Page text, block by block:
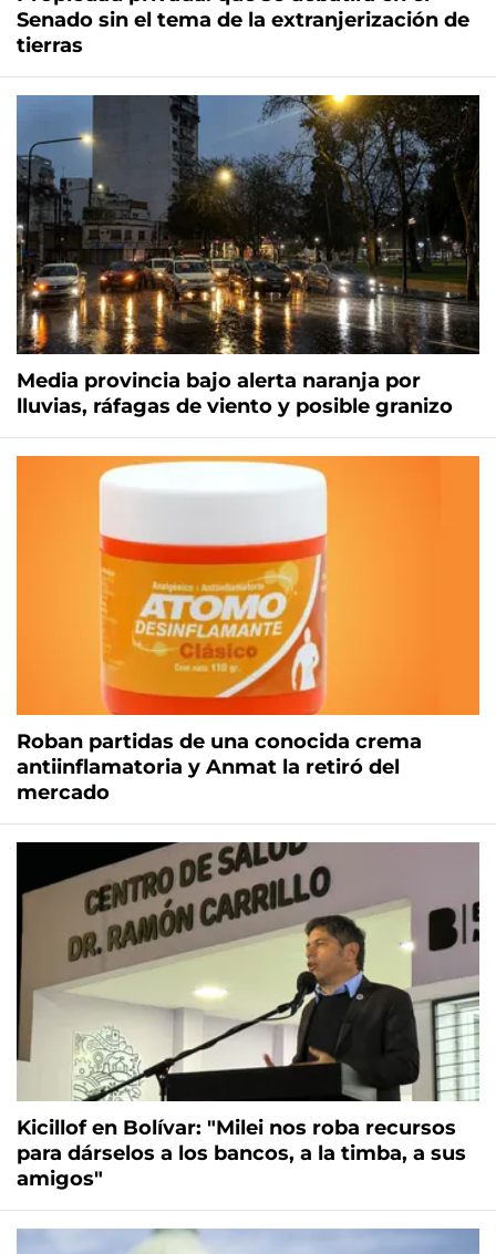
Senado sin el tema de la extranjerización de
tierras
Media provincia bajo alerta naranja por
lluvias, ráfagas de viento y posible granizo
Roban partidas de una conocida crema
antiinflamatoria y Anmat la retiró del
mercado
Kicillof en Bolívar: "Milei nos roba recursos
para dárselos a los bancos, a la timba, a sus
amigos"